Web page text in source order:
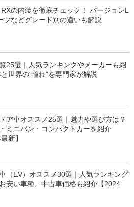
の内装を徹底チェック！ バージョンL
ツなどグレード別の違いも解説
25選｜人気ランキングやメーカーも紹
世界の“憧れ”を専門家が解説
ア車オススメ25選｜魅力や選び方は？
ミニバン・コンパクトカーを紹介
新】
（EV）オススメ30選｜人気ランキング
安い車種、中古車価格も紹介【2024